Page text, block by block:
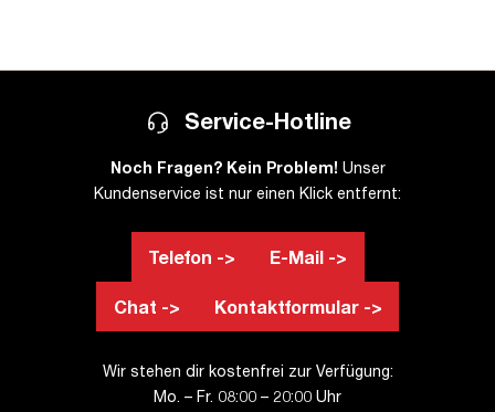
Service-Hotline
Noch Fragen? Kein Problem! Unser
Kundenservice ist nur einen Klick entfernt:
Telefon -> E-Mail ->
Chat -> Kontaktformular ->
Wir stehen dir kostenfrei zur Verfügung:
Mo. – Fr. 08:00 – 20:00 Uhr